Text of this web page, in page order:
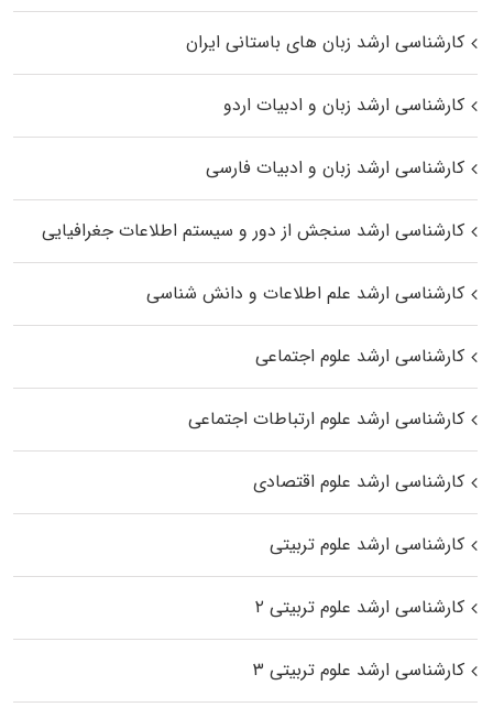
کارشناسی ارشد زبان‌ های باستانی ایران
کارشناسی ارشد زبان و ادبیات اردو
کارشناسی ارشد زبان و ادبیات فارسی
کارشناسی ارشد سنجش از دور و سیستم اطلاعات جغرافیایی
کارشناسی ارشد علم اطلاعات و دانش شناسی
کارشناسی ارشد علوم اجتماعی
کارشناسی ارشد علوم ارتباطات اجتماعی
کارشناسی ارشد علوم اقتصادی
کارشناسی ارشد علوم تربیتی
کارشناسی ارشد علوم تربیتی ۲
کارشناسی ارشد علوم تربیتی ۳